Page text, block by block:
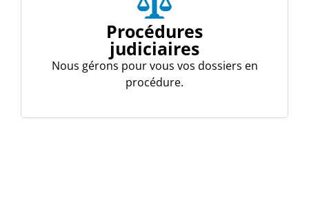
Procédures
judiciaires
Nous gérons pour vous vos dossiers en
procédure.